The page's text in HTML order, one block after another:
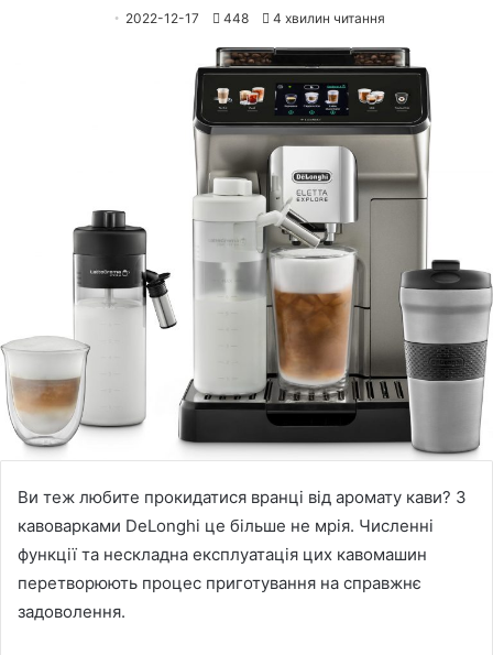
2022-12-17 448 4 хвилин читання
Ви теж любите прокидатися вранці від аромату кави? З
кавоварками DeLonghi це більше не мрія. Численні
функції та нескладна експлуатація цих кавомашин
перетворюють процес приготування на справжнє
задоволення.